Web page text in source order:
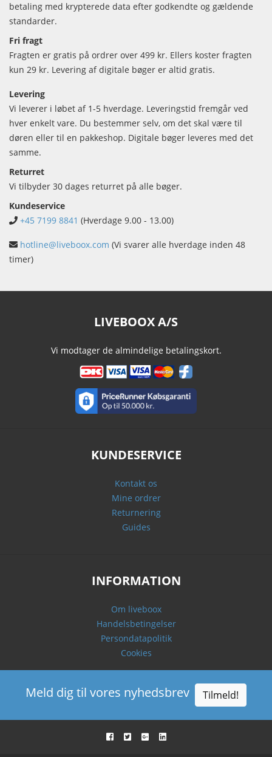
betaling med krypterede data efter godkendte og gældende
standarder.
Fri fragt
Fragten er gratis på ordrer over 499 kr. Ellers koster fragten
kun 29 kr. Levering af digitale bøger er altid gratis.
Levering
Vi leverer i løbet af 1-5 hverdage. Leveringstid fremgår ved
hver enkelt vare. Du bestemmer selv, om det skal være til
døren eller til en pakkeshop. Digitale bøger leveres med det
samme.
Returret
Vi tilbyder 30 dages returret på alle bøger.
Kundeservice
+45 7199 8841 (Hverdage 9.00 - 13.00)
hotline@liveboox.com (Vi svarer alle hverdage inden 48
timer)
LIVEBOOX A/S
Vi modtager de almindelige betalingskort.
KUNDESERVICE
Kontakt os
Mine ordrer
Returnering
Guides
INFORMATION
Om liveboox
Handelsbetingelser
Persondatapolitik
Cookies
Meld dig til vores nyhedsbrev Tilmeld!